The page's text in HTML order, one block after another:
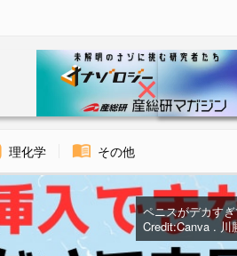
理化学 その他
ペニスがデカす
Credit:Canva . 川